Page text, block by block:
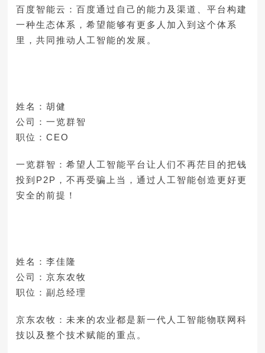
百度智能云：百度通过自己的能力及渠道、平台构建
一种生态体系，希望能够有更多人加入到这个体系
里，共同推动人工智能的发展。
姓名：胡健
公司：一览群智
职位：CEO
一览群智：希望人工智能平台让人们不再茫目的把钱
投到P2P，不再受骗上当，通过人工智能创造更好更
安全的前提！
姓名：李佳隆
公司：京东农牧
职位：副总经理
京东农牧：未来的农业都是新一代人工智能物联网科
技以及整个技术赋能的重点。